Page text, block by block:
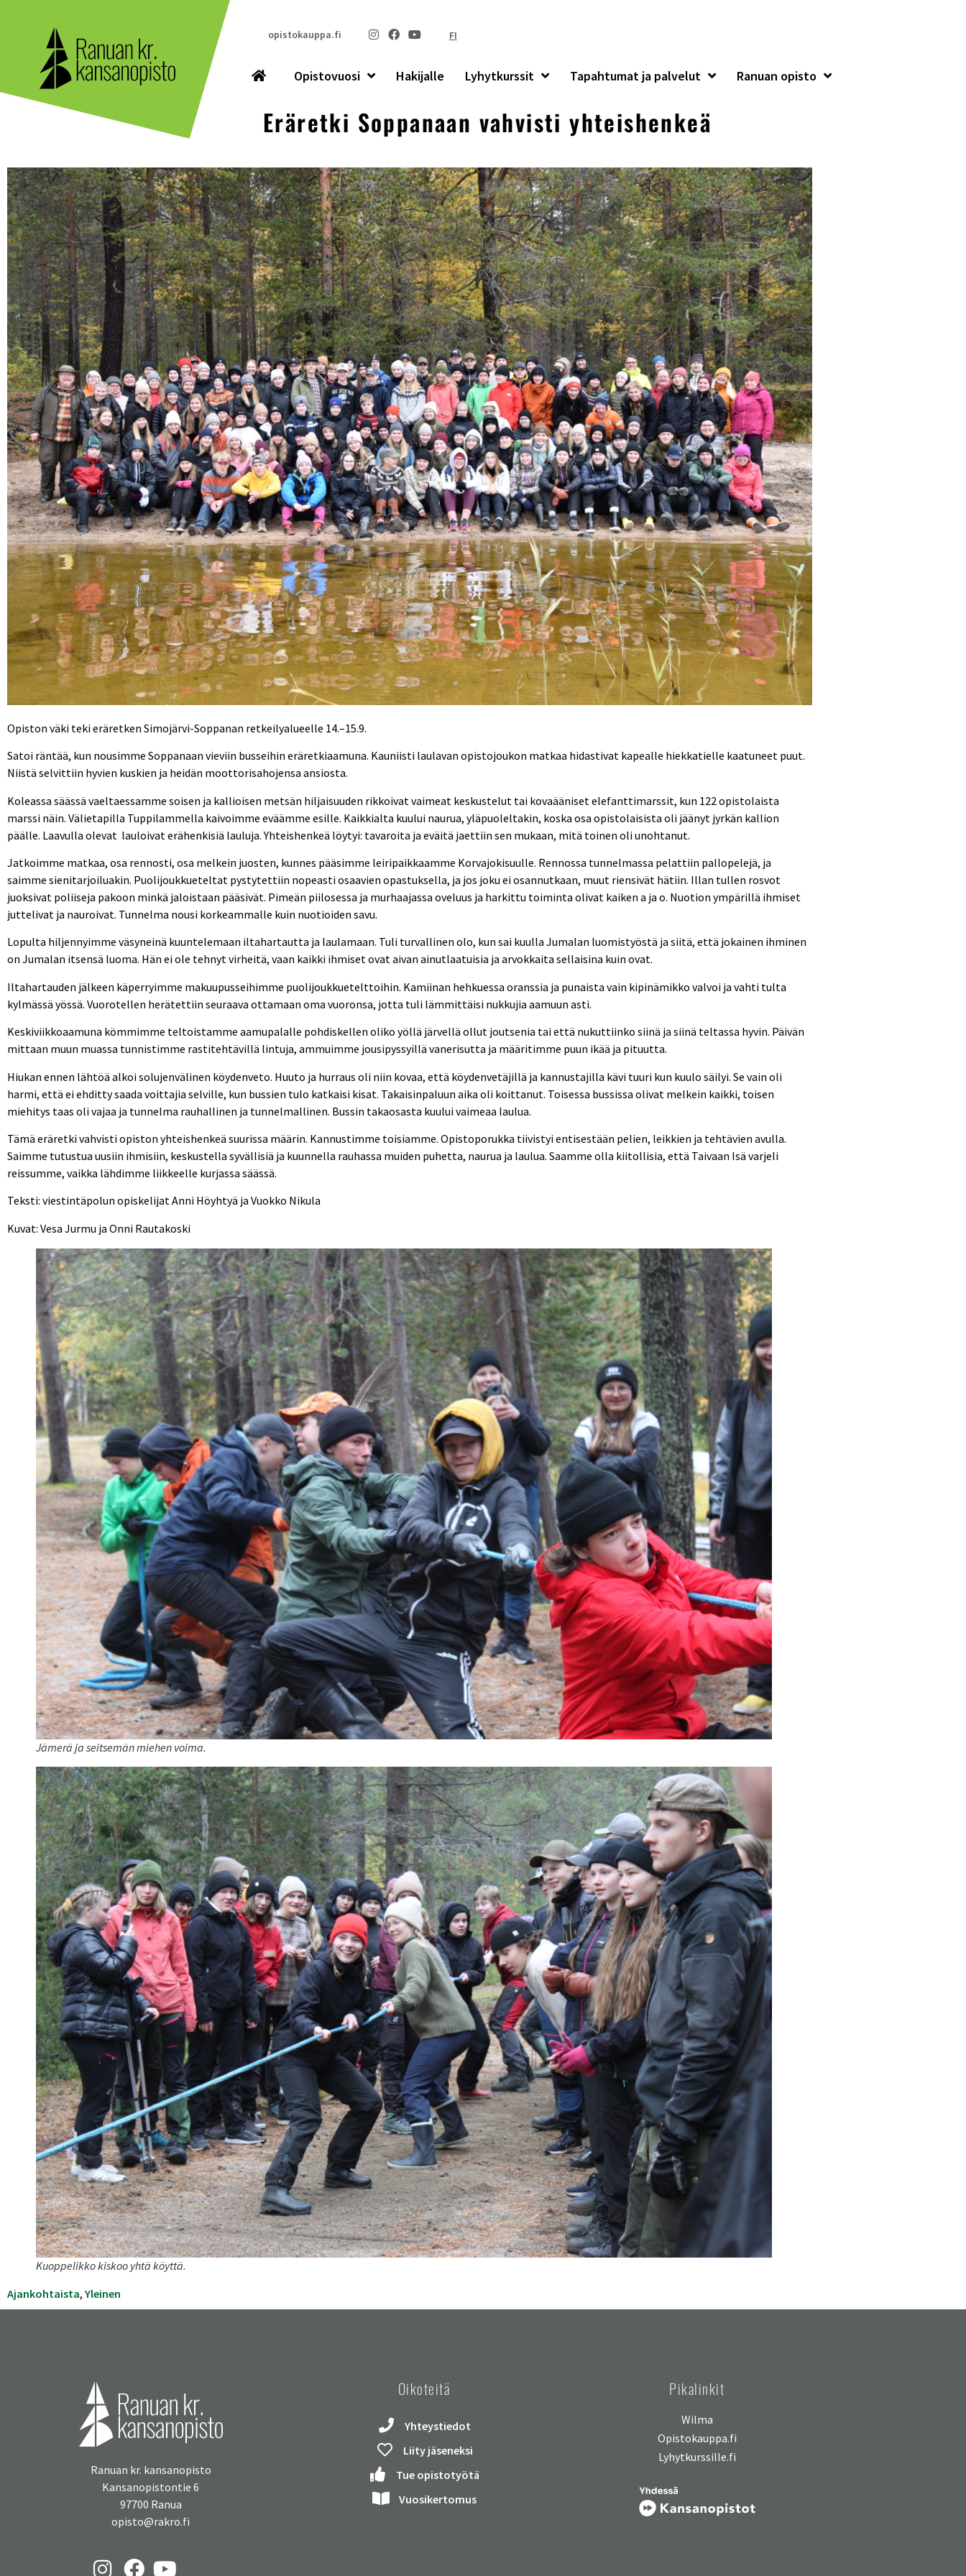
opistokauppa.fi FI
Opistovuosi Hakijalle Lyhytkurssit Tapahtumat ja palvelut Ranuan opisto
Eräretki Soppanaan vahvisti yhteishenkeä
Opiston väki teki eräretken Simojärvi-Soppanan retkeilyalueelle 14.–15.9.
Satoi räntää, kun nousimme Soppanaan vieviin busseihin eräretkiaamuna. Kauniisti laulavan opistojoukon matkaa hidastivat kapealle hiekkatielle kaatuneet puut.
Niistä selvittiin hyvien kuskien ja heidän moottorisahojensa ansiosta.
Koleassa säässä vaeltaessamme soisen ja kallioisen metsän hiljaisuuden rikkoivat vaimeat keskustelut tai kovaääniset elefanttimarssit, kun 122 opistolaista
marssi näin. Välietapilla Tuppilammella kaivoimme eväämme esille. Kaikkialta kuului naurua, yläpuoleltakin, koska osa opistolaisista oli jäänyt jyrkän kallion
päälle. Laavulla olevat lauloivat erähenkisiä lauluja. Yhteishenkeä löytyi: tavaroita ja eväitä jaettiin sen mukaan, mitä toinen oli unohtanut.
Jatkoimme matkaa, osa rennosti, osa melkein juosten, kunnes pääsimme leiripaikkaamme Korvajokisuulle. Rennossa tunnelmassa pelattiin pallopelejä, ja
saimme sienitarjoiluakin. Puolijoukkueteltat pystytettiin nopeasti osaavien opastuksella, ja jos joku ei osannutkaan, muut riensivät hätiin. Illan tullen rosvot
juoksivat poliiseja pakoon minkä jaloistaan pääsivät. Pimeän piilosessa ja murhaajassa oveluus ja harkittu toiminta olivat kaiken a ja o. Nuotion ympärillä ihmiset
juttelivat ja nauroivat. Tunnelma nousi korkeammalle kuin nuotioiden savu.
Lopulta hiljennyimme väsyneinä kuuntelemaan iltahartautta ja laulamaan. Tuli turvallinen olo, kun sai kuulla Jumalan luomistyöstä ja siitä, että jokainen ihminen
on Jumalan itsensä luoma. Hän ei ole tehnyt virheitä, vaan kaikki ihmiset ovat aivan ainutlaatuisia ja arvokkaita sellaisina kuin ovat.
Iltahartauden jälkeen käperryimme makuupusseihimme puolijoukkuetelttoihin. Kamiinan hehkuessa oranssia ja punaista vain kipinämikko valvoi ja vahti tulta
kylmässä yössä. Vuorotellen herätettiin seuraava ottamaan oma vuoronsa, jotta tuli lämmittäisi nukkujia aamuun asti.
Keskiviikkoaamuna kömmimme teltoistamme aamupalalle pohdiskellen oliko yöllä järvellä ollut joutsenia tai että nukuttiinko siinä ja siinä teltassa hyvin. Päivän
mittaan muun muassa tunnistimme rastitehtävillä lintuja, ammuimme jousipyssyillä vanerisutta ja määritimme puun ikää ja pituutta.
Hiukan ennen lähtöä alkoi solujenvälinen köydenveto. Huuto ja hurraus oli niin kovaa, että köydenvetäjillä ja kannustajilla kävi tuuri kun kuulo säilyi. Se vain oli
harmi, että ei ehditty saada voittajia selville, kun bussien tulo katkaisi kisat. Takaisinpaluun aika oli koittanut. Toisessa bussissa olivat melkein kaikki, toisen
miehitys taas oli vajaa ja tunnelma rauhallinen ja tunnelmallinen. Bussin takaosasta kuului vaimeaa laulua.
Tämä eräretki vahvisti opiston yhteishenkeä suurissa määrin. Kannustimme toisiamme. Opistoporukka tiivistyi entisestään pelien, leikkien ja tehtävien avulla.
Saimme tutustua uusiin ihmisiin, keskustella syvällisiä ja kuunnella rauhassa muiden puhetta, naurua ja laulua. Saamme olla kiitollisia, että Taivaan Isä varjeli
reissumme, vaikka lähdimme liikkeelle kurjassa säässä.
Teksti: viestintäpolun opiskelijat Anni Höyhtyä ja Vuokko Nikula
Kuvat: Vesa Jurmu ja Onni Rautakoski
Jämerä ja seitsemän miehen voima.
Kuoppelikko kiskoo yhtä köyttä.
Ajankohtaista, Yleinen
Ranuan kr. kansanopisto
Kansanopistontie 6
97700 Ranua
opisto@rakro.fi
Oikoteitä
Yhteystiedot
Liity jäseneksi
Tue opistotyötä
Vuosikertomus
Pikalinkit
Wilma
Opistokauppa.fi
Lyhytkurssille.fi